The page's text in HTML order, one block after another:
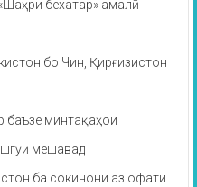
бехатар» амалӣ
бо Чин, Қирғизистон
баъзе минтақаҳои
мешавад
ба сокинони аз офати